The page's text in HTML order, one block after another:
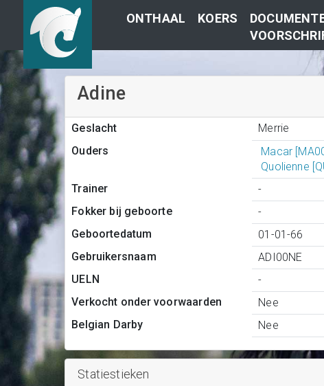
ONTHAAL KOERS
Adine
Geslacht Merrie
Ouders
Macar
Quolienne
Trainer -
Fokker bij geboorte
-
Geboortedatum
01-01-66
Gebruikersnaam
ADI00NE
UELN
-
Verkocht onder voorwaarden
Nee
Belgian Darby
Nee
Statiestieken